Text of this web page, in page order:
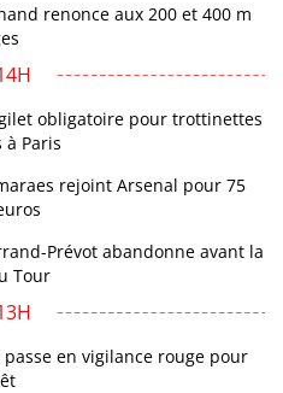
renonce aux 200 et 400 m
obligatoire pour trottinettes
Paris
rejoint Arsenal pour 75
Prévot abandonne avant la
Tour
passe en vigilance rouge pour